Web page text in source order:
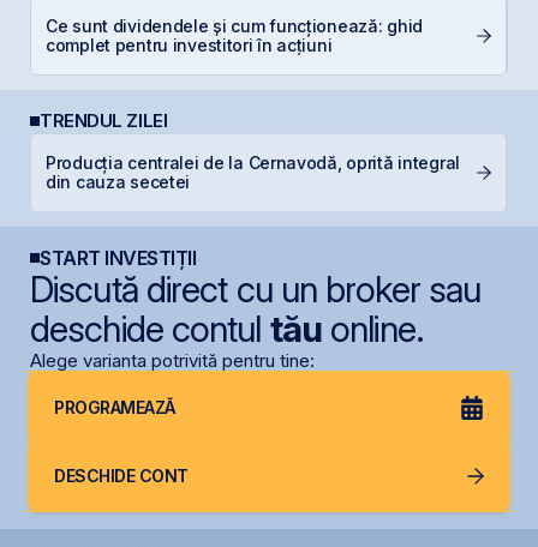
Ce sunt dividendele și cum funcționează: ghid
complet pentru investitori în acțiuni
TRENDUL ZILEI
Producția centralei de la Cernavodă, oprită integral
din cauza secetei
START INVESTIȚII
Discută direct cu un broker sau
deschide contul tăuonline.
Alege varianta potrivită pentru tine:
PROGRAMEAZĂ
DESCHIDE CONT